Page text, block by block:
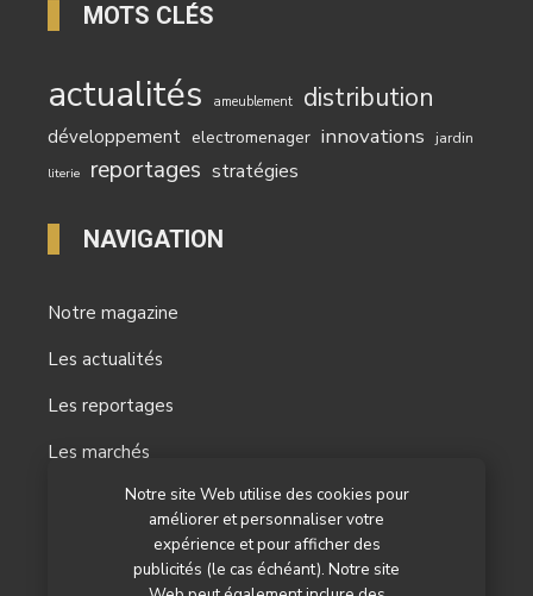
Notre site Web utilise des cookies pour
améliorer et personnaliser votre
expérience et pour afficher des
publicités (le cas échéant). Notre site
MOTS CLÉS
actualités ameublement distribution
développement electromenager innovations jardin
literie reportages stratégies
NAVIGATION
Notre magazine
Les actualités
Les reportages
Les marchés